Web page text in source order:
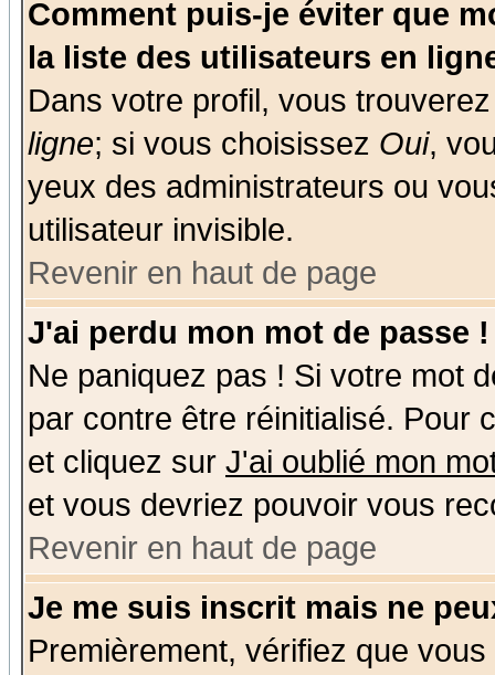
Comment puis-je éviter que
la liste des utilisateurs en
Dans votre profil, vous
ligne; si vous choisissez Oui,
yeux des administrateurs ou
utilisateur invisible.
Revenir en haut de page
J'ai perdu mon mot de passe !
Ne paniquez pas ! Si votre mot
par contre être réinitialisé. Pour
et cliquez sur J'ai oublié mon
et vous devriez pouvoir vous
Revenir en haut de page
Je me suis inscrit mais ne
Premièrement, vérifiez que